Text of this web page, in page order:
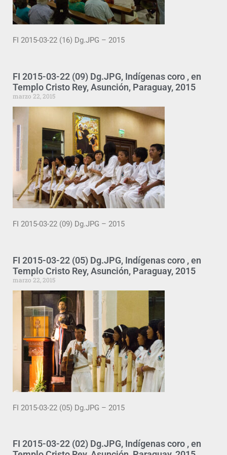
FI 2015-03-22 (16) Dg.JPG – 2015
FI 2015-03-22 (09) Dg.JPG, Indígenas coro , en
Templo Cristo Rey, Asunción, Paraguay, 2015
marzo 22, 2015
FI 2015-03-22 (09) Dg.JPG – 2015
FI 2015-03-22 (05) Dg.JPG, Indígenas coro , en
Templo Cristo Rey, Asunción, Paraguay, 2015
marzo 22, 2015
FI 2015-03-22 (05) Dg.JPG – 2015
FI 2015-03-22 (02) Dg.JPG, Indígenas coro , en